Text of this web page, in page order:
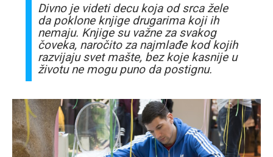
Divno je videti decu koja od srca žele
da poklone knjige drugarima koji ih
nemaju. Knjige su važne za svakog
čoveka, naročito za najmlađe kod kojih
razvijaju svet mašte, bez koje kasnije u
životu ne mogu puno da postignu.